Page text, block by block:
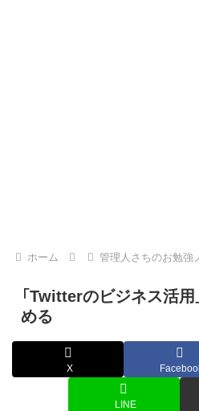
ホーム 管理人さちのお勉強
「Twitterのビジネス活
める
X
LINE